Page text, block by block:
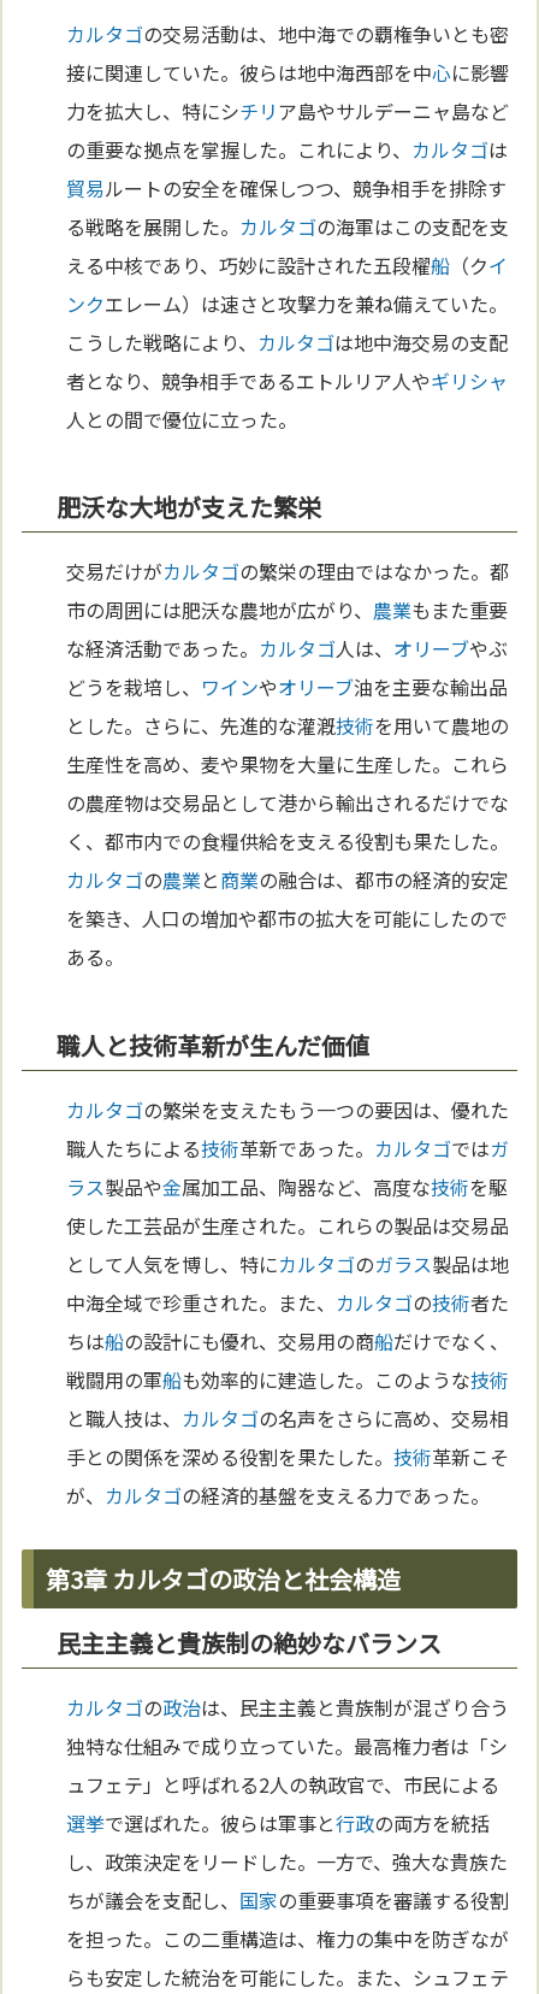
カルタゴの交易活動は、地中海での覇権争いとも密
接に関連していた。彼らは地中海西部を中心に影響
力を拡大し、特にシチリア島やサルデーニャ島など
の重要な拠点を掌握した。これにより、 カルタゴは
貿易ルートの安全を確保しつつ、競争相手を排除す
る戦略を展開した。 カルタゴの海軍はこの支配を支
える中核であり、巧妙に設計された五段櫂船 （クイ
ンクエレーム）は速さと攻撃力を兼ね備えていた。
こうした戦略により、 カルタゴは地中海交易の支配
者となり、競争相手であるエトルリア人やギリシャ
人との間で優位に立った。
肥沃な大地が支えた繁栄
交易だけがカルタゴの繁栄の理由ではなかった。都
市の周囲には肥沃な農地が広がり、 農業もまた重要
な経済活動であった。 カルタゴ人は、 オリーブやぶ
どうを栽培し、 ワインやオリーブ油を主要な輸出品
とした。さらに、先進的な灌漑技術を用いて農地の
生産性を高め、麦や果物を大量に生産した。これら
の農産物は交易品として港から輸出されるだけでな
く、都市内での食糧供給を支える役割も果たした。
カルタゴの農業と商業の融合は、都市の経済的安定
を築き、人口の増加や都市の拡大を可能にしたので
ある。
職人と技術革新が生んだ価値
カルタゴの繁栄を支えたもう一つの要因は、優れた
職人たちによる技術革新であった。 カルタゴではガ
ラス製品や金属加工品、陶器など、高度な技術を駆
使した工芸品が生産された。これらの製品は交易品
として人気を博し、特にカルタゴのガラス製品は地
中海全域で珍重された。また、 カルタゴの技術者た
ちは船の設計にも優れ、交易用の商船だけでなく、
戦闘用の軍船も効率的に建造した。このような技術
と職人技は、 カルタゴの名声をさらに高め、交易相
手との関係を深める役割を果たした。技術革新こそ
が、 カルタゴの経済的基盤を支える力であった。
第3章 カルタゴの政治と社会構造
民主主義と貴族制の絶妙なバランス
カルタゴの政治は、民主主義と貴族制が混ざり合う
独特な仕組みで成り立っていた。最高権力者は「シ
ュフェテ」と呼ばれる2人の執政官で、市民による
選挙で選ばれた。彼らは軍事と行政の両方を統括
し、政策決定をリードした。一方で、強大な貴族た
ちが議会を支配し、 国家の重要事項を審議する役割
を担った。この二重構造は、権力の集中を防ぎなが
らも安定した統治を可能にした。また、シュフェテ